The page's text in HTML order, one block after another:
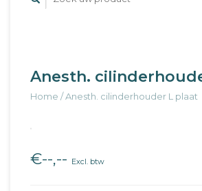
Anesth.
Home /Anesth. cilinderhouder L plaat
€--,-- Excl. btw